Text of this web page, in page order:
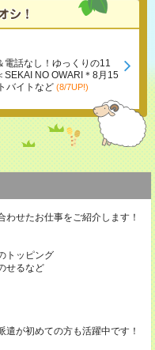
電話なし！ゆっくりの11
SEKAI NO OWARI＊8月15
バイトなど (8/7UP!)
せたお仕事をご紹介します！
トッピング
せるなど
が初めての方も活躍中です！